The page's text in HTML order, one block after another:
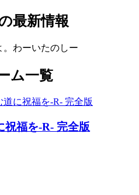
最新情報
。わーいたのしー
ム一覧
福を‐R‐ 完全版